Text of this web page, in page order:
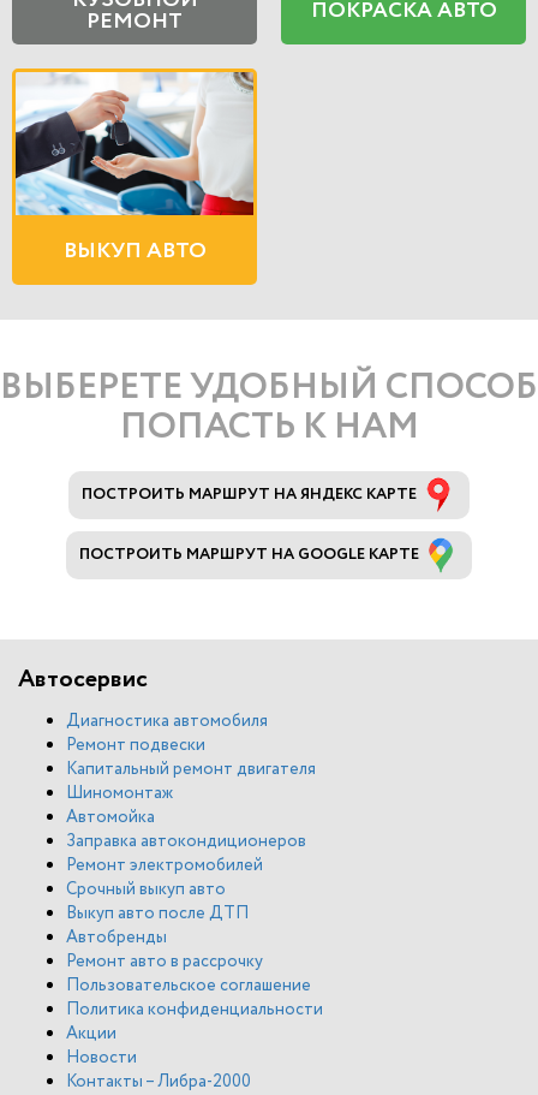
РЕМОНТ ПОКРАСКА АВТО
ВЫКУП АВТО
ВЫБЕРЕТЕ УДОБНЫЙ СПОСОБ
ПОПАСТЬ К НАМ
ПОСТРОИТЬ МАРШРУТ НА ЯНДЕКС КАРТЕ
ПОСТРОИТЬ МАРШРУТ НА GOOGLE КАРТЕ
Автосервис
Диагностика автомобиля
Ремонт подвески
Капитальный ремонт двигателя
Шиномонтаж
Автомойка
Заправка автокондиционеров
Ремонт электромобилей
Срочный выкуп авто
Выкуп авто после ДТП
Автобренды
Ремонт авто в рассрочку
Пользовательское соглашение
Политика конфиденциальности
Акции
Новости
Контакты – Либра-2000